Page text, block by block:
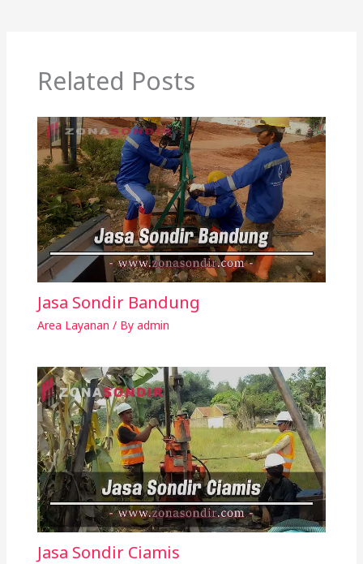
Related Posts
Jasa Sondir Bandung
Area Layanan / By admin
Jasa Sondir Ciamis